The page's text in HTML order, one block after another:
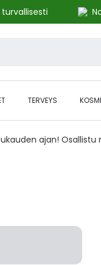
TERVEYS
ajan!